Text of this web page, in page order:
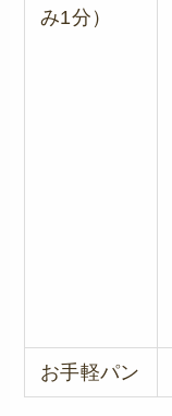
み1分）
お手軽パン